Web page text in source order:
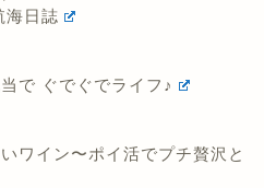
海日誌
で ぐでぐでライフ♪
ワイン〜ポイ活でプチ贅沢と